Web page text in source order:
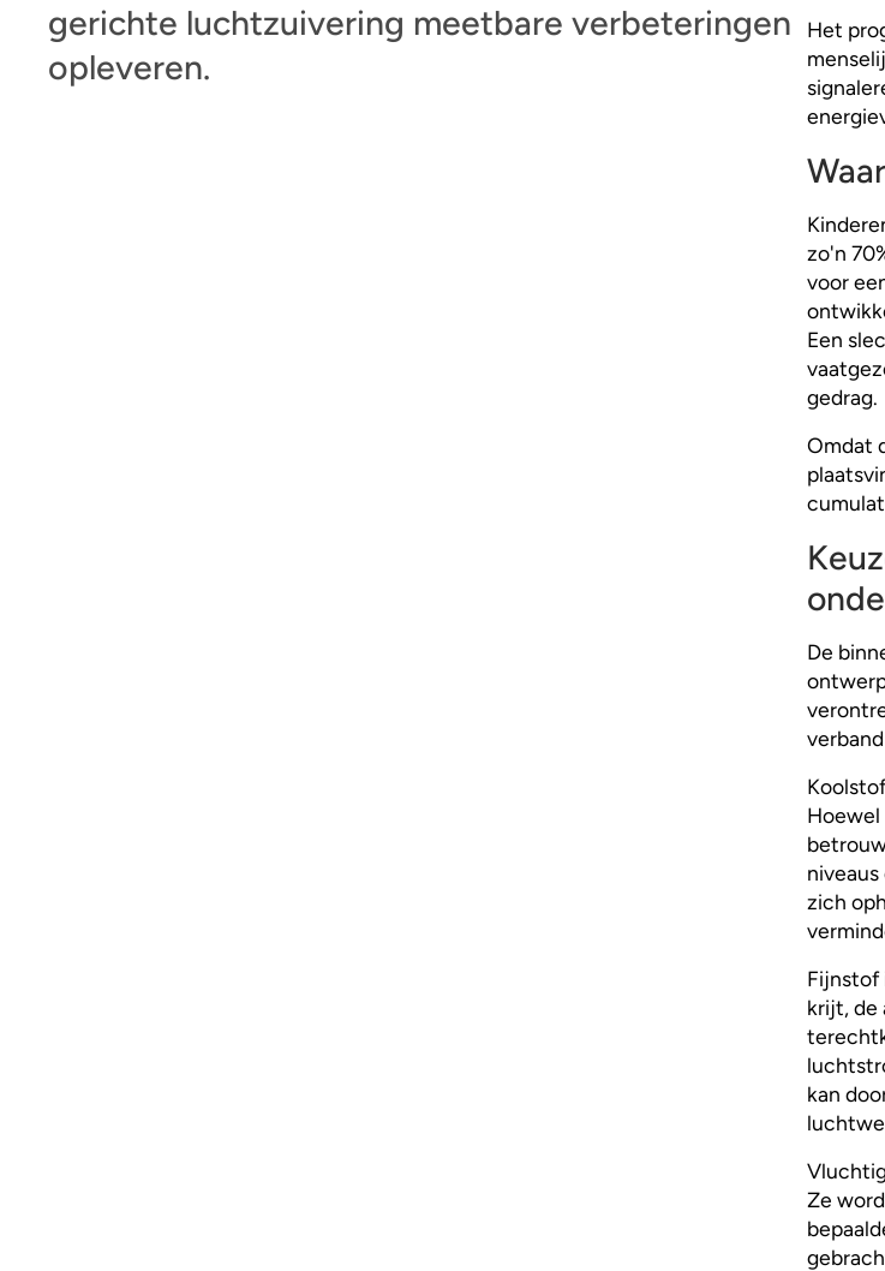
gerichte luchtzuivering meetbare verbeteringen
opleveren.
Het
zo'n
voor
Een
gedrag.
Omdat
De
zich
Fijnstof
krijt, de
kan
Ze